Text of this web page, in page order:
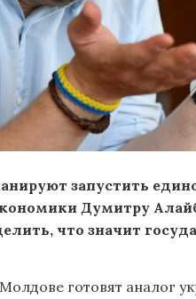
запустить
Думитру
что значит
готовят аналог